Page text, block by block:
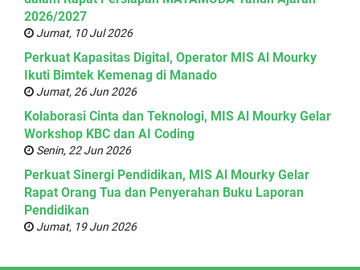
2026/2027
Jumat, 10 Jul 2026
Perkuat Kapasitas Digital, Operator MIS Al Mourky
Ikuti Bimtek Kemenag di Manado
Jumat, 26 Jun 2026
Kolaborasi Cinta dan Teknologi, MIS Al Mourky Gelar
Workshop KBC dan AI Coding
Senin, 22 Jun 2026
Perkuat Sinergi Pendidikan, MIS Al Mourky Gelar
Rapat Orang Tua dan Penyerahan Buku Laporan
Pendidikan
Jumat, 19 Jun 2026